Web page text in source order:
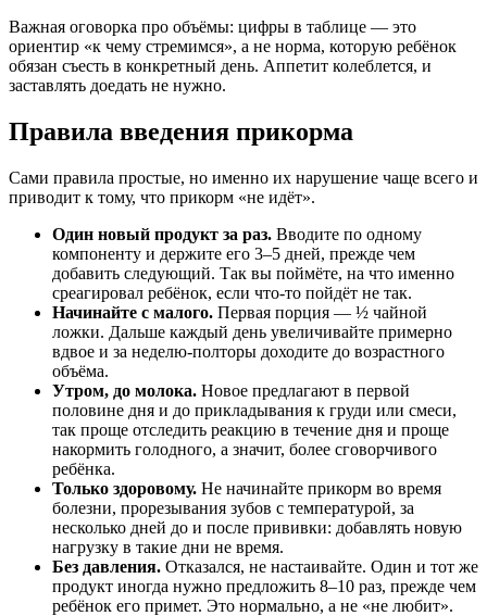
Важная оговорка про объёмы: цифры в таблице — это
ориентир «к чему стремимся», а не норма, которую ребёнок
обязан съесть в конкретный день. Аппетит колеблется, и
заставлять доедать не нужно.
Правила введения прикорма
Сами правила простые, но именно их нарушение чаще всего и
приводит к тому, что прикорм «не идёт».
Один новый продукт за раз. Вводите по одному
компоненту и держите его 3–5 дней, прежде чем
добавить следующий. Так вы поймёте, на что именно
среагировал ребёнок, если что-то пойдёт не так.
Начинайте с малого. Первая порция — ½ чайной
ложки. Дальше каждый день увеличивайте примерно
вдвое и за неделю-полторы доходите до возрастного
объёма.
Утром, до молока. Новое предлагают в первой
половине дня и до прикладывания к груди или смеси,
так проще отследить реакцию в течение дня и проще
накормить голодного, а значит, более сговорчивого
ребёнка.
Только здоровому. Не начинайте прикорм во время
болезни, прорезывания зубов с температурой, за
несколько дней до и после прививки: добавлять новую
нагрузку в такие дни не время.
Без давления. Отказался, не настаивайте. Один и тот же
продукт иногда нужно предложить 8–10 раз, прежде чем
ребёнок его примет. Это нормально, а не «не любит».